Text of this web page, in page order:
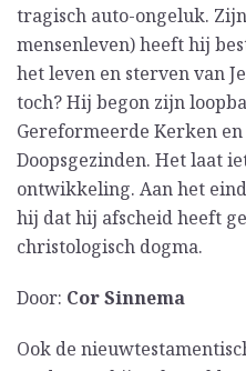
tragisch auto-ongeluk.
mensenleven) heeft hij
het leven en sterven van
toch? Hij begon zijn
Gereformeerde Kerken
Doopsgezinden. Het laat
ontwikkeling. Aan het
hij dat hij afscheid heeft
christologisch dogma.
Door: Cor Sinnema
Ook de